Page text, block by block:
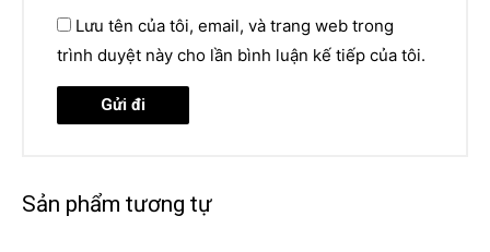
Lưu tên của tôi, email, và trang web trong
trình duyệt này cho lần bình luận kế tiếp của tôi.
Sản phẩm tương tự